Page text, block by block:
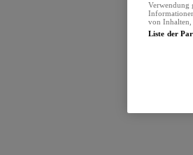
Verwendung
von Inhalten,
Liste der